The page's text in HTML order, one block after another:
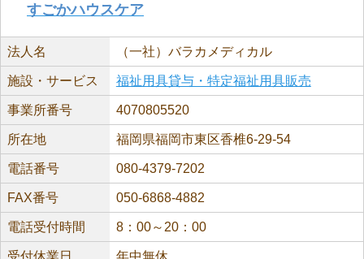
すごかハウスケア
法人名 （一社）バラカメディカル
施設・サービス 福祉用具貸与・特定福祉用具販売
事業所番号 4070805520
所在地 福岡県福岡市東区香椎6-29-54
電話番号 080-4379-7202
FAX番号 050-6868-4882
電話受付時間 8：00～20：00
受付休業日 年中無休